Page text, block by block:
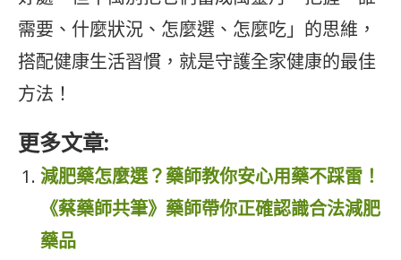
需要、什麼狀況、怎麼選、怎麼吃」的思維，
搭配健康生活習慣，就是守護全家健康的最佳
方法！
更多文章:
減肥藥怎麼選？藥師教你安心用藥不踩雷！
《蔡藥師共筆》藥師帶你正確認識合法減肥
藥品